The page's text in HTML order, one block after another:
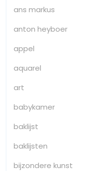
ans markus
anton heyboer
appel
aquarel
art
babykamer
baklijst
baklijsten
bijzondere kunst